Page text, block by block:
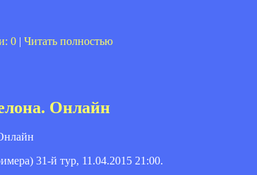
0 | Читать полностью
Онлайн
31-й тур, 11.04.2015 21:00.